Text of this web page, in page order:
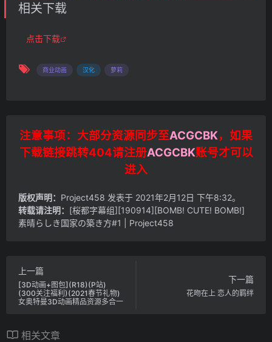
相关下载
点击下载
商业动画 汉化 萝莉
注意事项：大部分资源同步至ACGCBK，如果
下载链接跳转404请注册ACGCBK账号才可以
进入
版权声明： Project458 发表于 2021年2月12日 下午8:32。
转载请注明： [桜都字幕组][190914][BOMB! CUTE! BOMB!]
素晴らしき国家の築き方#1 | Project458
上一篇
[3D动画+图包](R18)(P站)
(300关注福利)(2021春节礼物)
女奥特曼3D动画精品资源多合一
下一篇
花吻在上 恋人的羁绊
相关文章